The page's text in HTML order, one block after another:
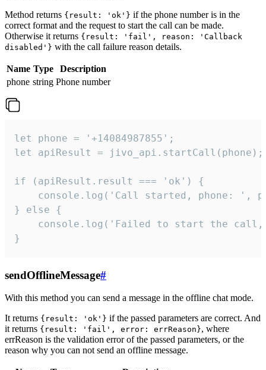
Method returns {result: 'ok'} if the phone number is in the
correct format and the request to start the call can be made.
Otherwise it returns {result: 'fail', reason: 'Callback
disabled'} with the call failure reason details.
Name Type
Description
phone string Phone number
let phone = '+14084987855';
let apiResult = jivo_api.startCall(phone);
if (apiResult.result === 'ok') {
console.log('Call started, phone: ',
} else {
console.log('Failed to start the
}
sendOfflineMessage#
With this method you can send a message in the offline chat mode.
It returns {result: 'ok'} if the passed parameters are correct. And
it returns {result: 'fail', error: errReason}, where
errReason is the validation error of the passed parameters, or the
reason why you can not send an offline message.